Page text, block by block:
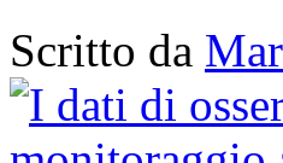
Scritto da